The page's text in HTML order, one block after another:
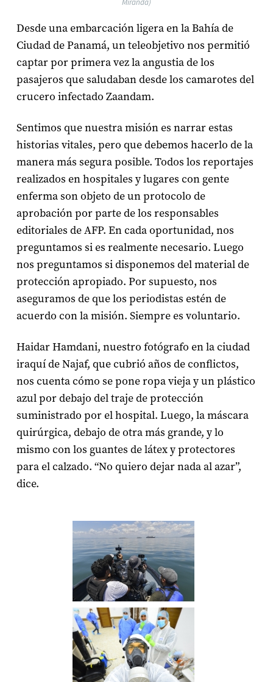
Miranda)
Desde una embarcación ligera en la Bahía de
Ciudad de Panamá, un teleobjetivo nos permitió
captar por primera vez la angustia de los
pasajeros que saludaban desde los camarotes del
crucero infectado Zaandam.
Sentimos que nuestra misión es narrar estas
historias vitales, pero que debemos hacerlo de la
manera más segura posible. Todos los reportajes
realizados en hospitales y lugares con gente
enferma son objeto de un protocolo de
aprobación por parte de los responsables
editoriales de AFP. En cada oportunidad, nos
preguntamos si es realmente necesario. Luego
nos preguntamos si disponemos del material de
protección apropiado. Por supuesto, nos
aseguramos de que los periodistas estén de
acuerdo con la misión. Siempre es voluntario.
Haidar Hamdani, nuestro fotógrafo en la ciudad
iraquí de Najaf, que cubrió años de conflictos,
nos cuenta cómo se pone ropa vieja y un plástico
azul por debajo del traje de protección
suministrado por el hospital. Luego, la máscara
quirúrgica, debajo de otra más grande, y lo
mismo con los guantes de látex y protectores
para el calzado. “No quiero dejar nada al azar”,
dice.